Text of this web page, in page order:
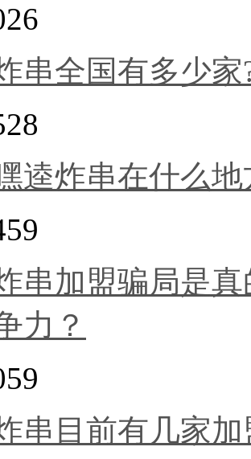
串全国有多少
逵炸串在什么
串加盟骗局是
力？
串目前有几家